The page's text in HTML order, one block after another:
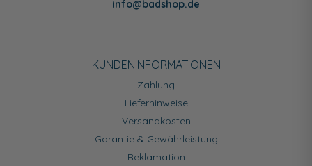
info@badshop.de
KUNDEN­INFORMATIONEN
Zahlung
Lieferhinweise
Versandkosten
Garantie & Gewährleistung
Reklamation